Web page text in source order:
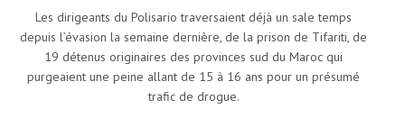
Les dirigeants du Polisario traversaient déjà un sale temps
depuis l’évasion la semaine dernière, de la prison de Tifariti, de
19 détenus originaires des provinces sud du Maroc qui
purgeaient une peine allant de 15 à 16 ans pour un présumé
trafic de drogue.